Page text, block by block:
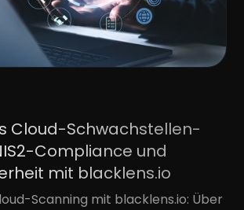
Cloud-Schwachstellen-
Compliance und
mit blacklens.io
Scanning mit blacklens.io: Über